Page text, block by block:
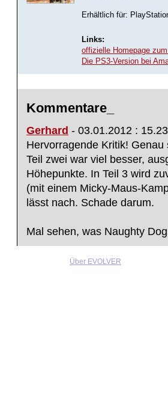
Erhältlich für:
Links:
offizielle Homepage
Die PS3-Version bei
Kommentare_
Gerhard - 03.01.2012 : 15.23
Hervorragende Kritik!
Teil zwei war viel besser,
Höhepunkte. In Teil 3 wird
(mit einem Micky-Maus-
lässt nach. Schade darum.
Mal sehen, was Naughty
Über EVOLVER